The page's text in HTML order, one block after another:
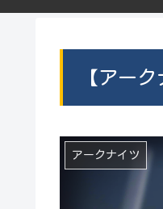
【アー
アークナイツ